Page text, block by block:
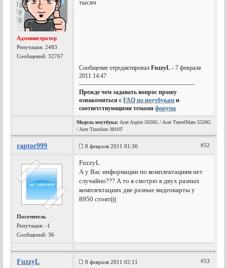
Администратор
Репутация:2483
Сообщений: 32767
тысяч
Сообщение отредактировалFuzzyL - 7 февраля
2011 14:47
---------------------------------------------------------
Прежде чем задавать вопрос прошу
ознакомиться сFAQ по ноутбукам и
соответствующими темамифорума
Модель ноутбука: Acer Aspire 5920G / Acer TravelMate 5520G
/ Acer Timeline 3810T
raptor999 8 февраля 2011 01:36 #52
Посетитель
Репутация:-1
Сообщений: 36
FuzzyL
А у Вас информации по комплектациям нет
случайно??? А то я смотрю в двух разных
комплектациях две разные видеокарты у
8950 стоят(((
FuzzyL 8 февраля 2011 02:11 #53